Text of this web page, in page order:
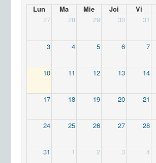
Lun Ma Mie Joi Vi
27
28 29 30 31
3 4 5 6 7
10 11 12 13 14
17 18 19 20 21
24 25 26 27 28
31 1 2 3 4